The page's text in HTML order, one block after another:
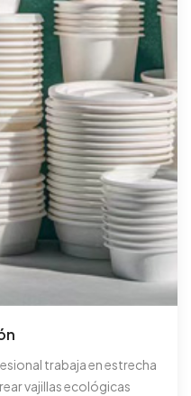
trabaja en estrecha
vajillas ecológicas